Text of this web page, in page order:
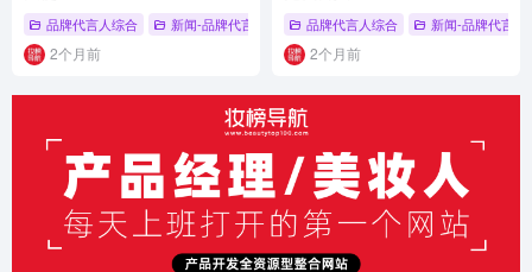
品牌代言人综合 新闻-品牌代言人 # 个护品牌代言人 # 张予曦 # 自由点
2个月前
品牌代言人综合 新闻-品牌代言人
2个月前